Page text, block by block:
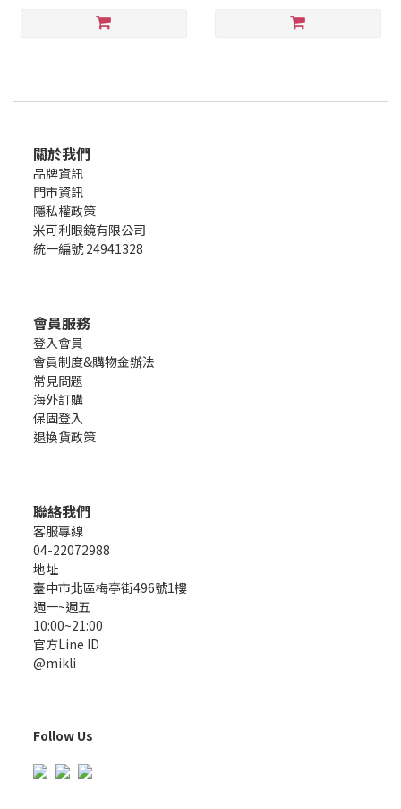
關於我們
品牌資訊
門市資訊
隱私權政策
米可利眼鏡有限公司
統一編號 24941328
會員服務
登入會員
會員制度&購物金辦法
常見問題
海外訂購
保固登入
退換貨政策
聯絡我們
客服專線
04-22072988
地址
臺中市北區梅亭街496號1樓
週一~週五
10:00~21:00
官方Line ID
@mikli
Follow Us